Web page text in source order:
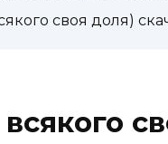
своя доля)